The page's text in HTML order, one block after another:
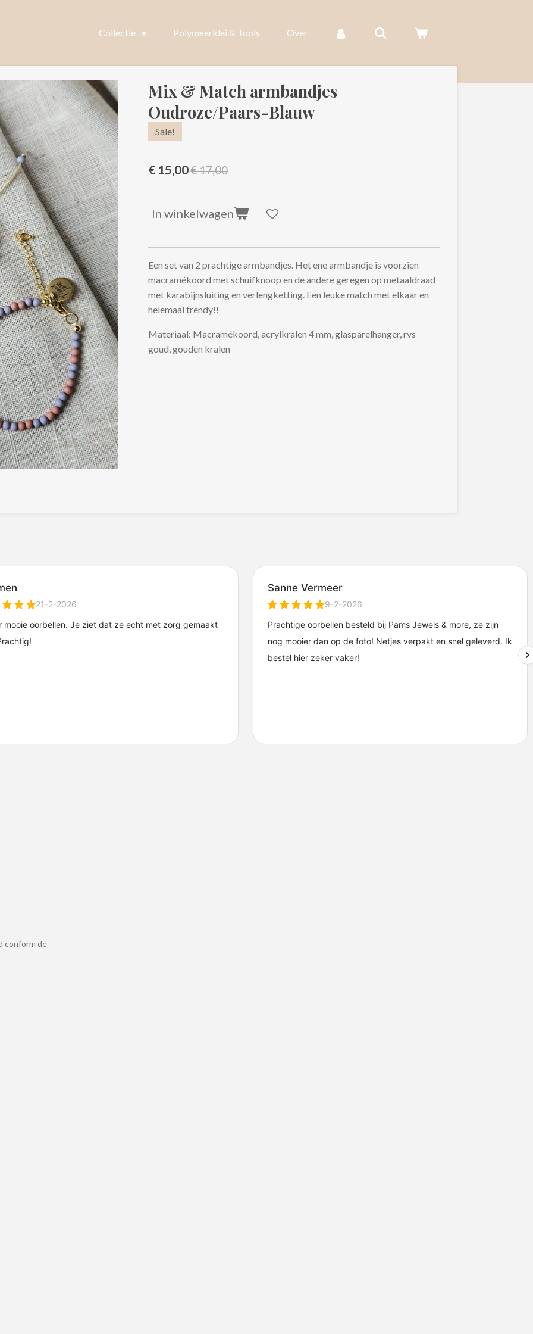
Collectie Polymeerklei & Tools Over
Mix & Match armbandjes
Oudroze/Paars-Blauw
Sale!
€ 15,00€ 17,00
In winkelwagen
Een set van 2 prachtige armbandjes. Het ene armbandje is voorzien
macramékoord met schuifknoop en de andere geregen op metaaldraad
met karabijnsluiting en verlengketting. Een leuke match met elkaar en
helemaal trendy!!
Materiaal: Macramékoord, acrylkralen 4 mm, glasparelhanger, rvs
goud, gouden kralen
conform de